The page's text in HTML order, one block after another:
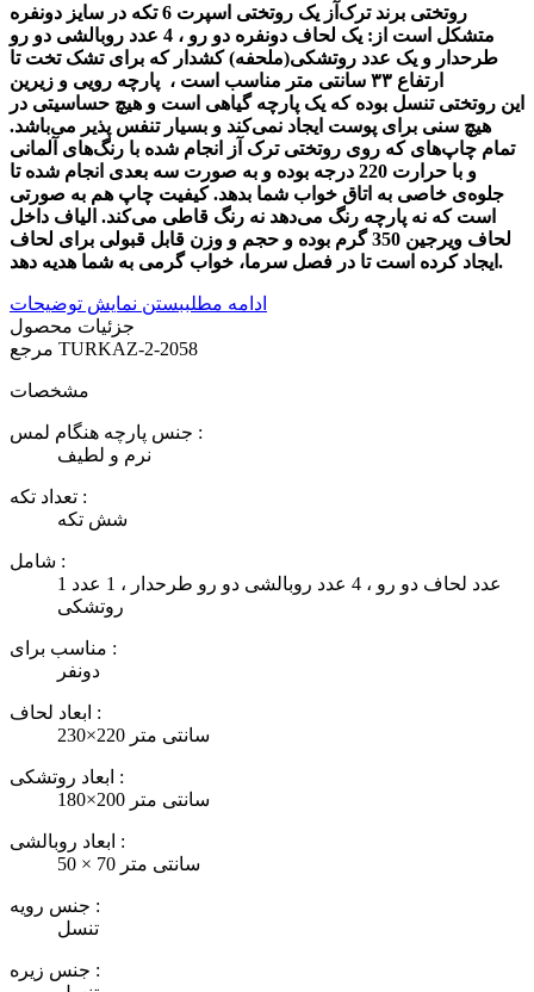
روتختی برند ترک‌آز یک روتختی اسپرت 6 تکه در سایز دونفره
متشکل است از: یک لحاف دونفره دو رو ، 4 عدد روبالشی دو رو
طرحدار و یک عدد روتشکی(ملحفه) کشدار که برای تشک تخت تا
ارتفاع ۳۳ سانتی متر مناسب است ، پارچه رویی و زیرین
این روتختی تنسل بوده که یک پارچه گیاهی است و هیچ حساسیتی در
هیچ سنی برای پوست ایجاد نمی‌کند و بسیار تنفس پذیر می‌باشد.
تمام چاپ‌های که روی روتختی ترک آز انجام شده با رنگ‌های آلمانی
و با حرارت 220 درجه بوده و به صورت سه بعدی انجام شده تا
جلوه‌ی خاصی به اتاق خواب شما بدهد. کیفیت چاپ هم به صورتی
است که نه پارچه رنگ می‌دهد نه رنگ قاطی می‌کند. الیاف داخل
لحاف ویرجین 350 گرم بوده و حجم و وزن قابل قبولی برای لحاف
ایجاد کرده است تا در فصل سرما، خواب گرمی به شما هدیه دهد.
ادامه مطلببستن نمایش توضیحات
جزئیات محصول
TURKAZ-2-2058
مشخصات
جنس پارچه هنگام لمس :
نرم و لطیف
تعداد تکه :
شش تکه
شامل :
1 عدد لحاف دو رو ، 4 عدد روبالشی دو رو طرحدار ، 1 عدد
روتشکی
مناسب برای :
دونفر
ابعاد لحاف :
230×220 سانتی متر
ابعاد روتشکی :
180×200 سانتی متر
ابعاد روبالشی :
50 × 70 سانتی متر
جنس رویه :
تنسل
جنس زیره :